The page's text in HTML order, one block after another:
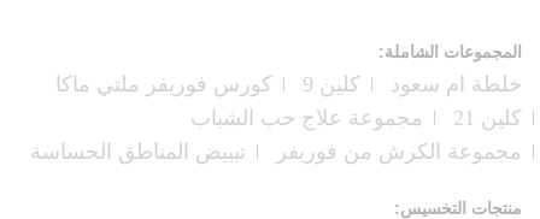
المجموعات الشاملة:
خلطة ام سعود كلين 9
كورس فوريفر ملتي ماكا
كلين 21
مجموعة علاج حب الشباب
مجموعة الكرش من فوريفر
تبييض المناطق الحساسة
منتجات التخسيس: